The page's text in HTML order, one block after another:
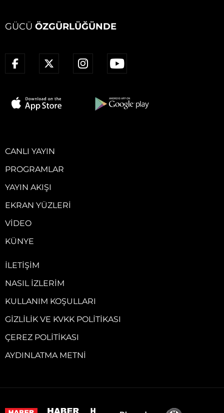
GÜCÜ ÖZGÜRLÜĞÜNDE
CANLI YAYIN
PROGRAMLAR
YAYIN AKIŞI
EKRAN YÜZLERI
VIDEO
KÜNYE
İLETIŞIM
NASIL İZLERIM
KULLANIM KOŞULLARI
GIZLILIK VE KVKK POLITIKASI
ÇEREZ POLITIKASI
AYDINLATMA METNI